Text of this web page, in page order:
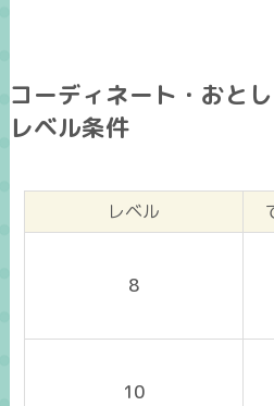
コーディネート・おと
レベル条件
レベル
8
10